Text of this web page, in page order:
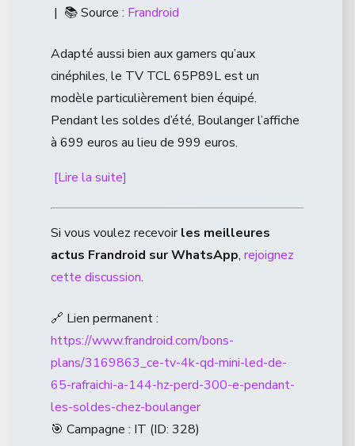
| 📚 Source : Frandroid
Adapté aussi bien aux gamers qu’aux
cinéphiles, le TV TCL 65P89L est un
modèle particulièrement bien équipé.
Pendant les soldes d’été, Boulanger l’affiche
à 699 euros au lieu de 999 euros.
[Lire la suite]
Si vous voulez recevoirles meilleures
actus Frandroid sur WhatsApp, rejoignez
cette discussion.
🔗 Lien permanent :
https://www.frandroid.com/bons-
plans/3169863_ce-tv-4k-qd-mini-led-de-
65-rafraichi-a-144-hz-perd-300-e-pendant-
les-soldes-chez-boulanger
🎯 Campagne : IT (ID: 328)